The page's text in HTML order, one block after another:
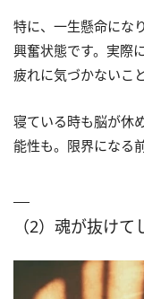
特に、一生懸命にな
興奮状態です。実際
疲れに気づかないこ
寝ている時も脳が休
能性も。限界になる
（2）魂が抜けて